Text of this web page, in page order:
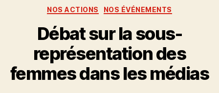
Catégories
NOS ACTIONS NOS ÉVÉNEMENTS
Débat sur la sous-
représentation des
femmes dans les médias